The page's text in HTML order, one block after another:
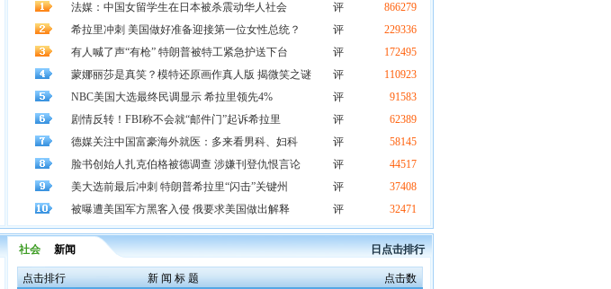
法媒：中国女留学生在日本被杀震动华人社会 评
866279
希拉里冲刺 美国做好准备迎接第一位女性总统？
评
229336
有人喊了声“有枪” 特朗普被特工紧急护送下台
评
172495
蒙娜丽莎是真笑？模特还原画作真人版 揭微笑之谜
评
110923
NBC美国大选最终民调显示 希拉里领先4%
评
91583
剧情反转！FBI称不会就“邮件门”起诉希拉里
评
62389
德媒关注中国富豪海外就医：多来看男科、妇科
评
58145
脸书创始人扎克伯格被德调查 涉嫌刊登仇恨言论
评
44517
美大选前最后冲刺 特朗普希拉里“闪击”关键州
评
37408
被曝遭美国军方黑客入侵 俄要求美国做出解释
评 32471
社会 新闻 日点击排行
点击排行 新 闻 标 题 点击数